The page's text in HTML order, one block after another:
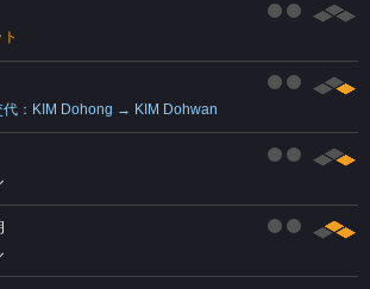
代：KIM Dohong → KIM Dohwan